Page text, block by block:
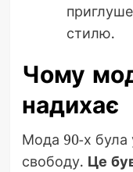
стилю.
Чому
надихає
Мода 90-х була
свободу. Це